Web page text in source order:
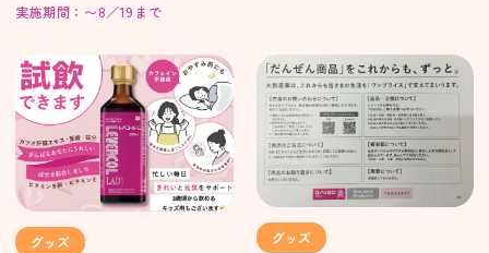
実施期間：〜8／19まで
グッズ グッズ